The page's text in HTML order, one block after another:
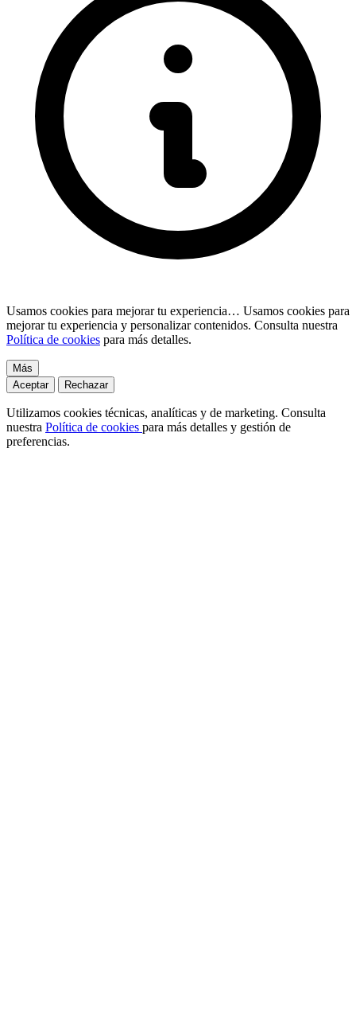
Usamos cookies para mejorar tu experiencia… Usamos cookies para
mejorar tu experiencia y personalizar contenidos. Consulta nuestra
Política de cookies para más detalles.
Más
Aceptar
Rechazar
Utilizamos cookies técnicas, analíticas y de marketing. Consulta
nuestra Política de cookies para más detalles y gestión de
preferencias.